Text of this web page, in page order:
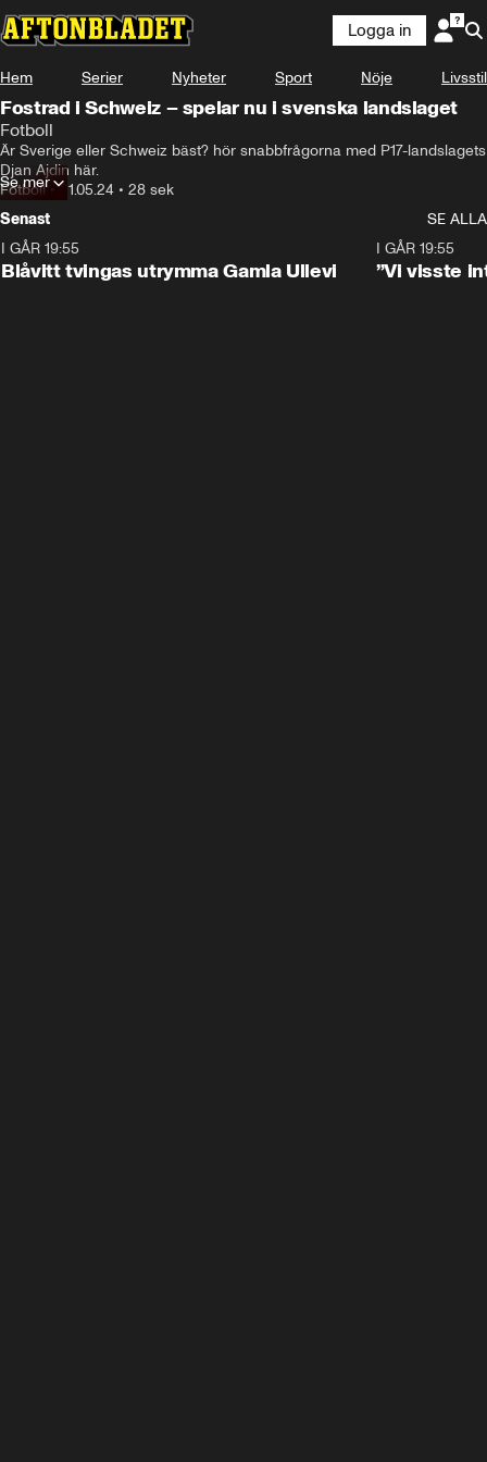
Logga in
Hem Serier Nyheter Sport Nöje Livsstil
Fostrad i Schweiz – spelar nu i svenska landslaget
Fotboll
Är Sverige eller Schweiz bäst? hör snabbfrågorna med P17-landslagets
Djan Ajdin här.
Fotboll•21.05.24 • 28 sek
Se mer
Senast
SE ALLA
I GÅR 19:55
Blåvitt tvingas utrymma Gamla Ullevi
I GÅR 19:55
”Vi visste